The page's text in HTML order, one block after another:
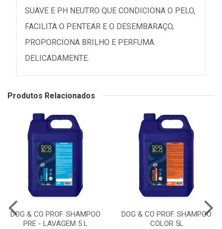
SUAVE E PH NEUTRO QUE CONDICIONA O PELO,
FACILITA O PENTEAR E O DESEMBARAÇO,
PROPORCIONA BRILHO E PERFUMA
DELICADAMENTE.
Produtos Relacionados
DOG & CO PROF. SHAMPOO
PRE - LAVAGEM 5 L
DOG & CO PROF. SHAMPOO
COLOR 5L